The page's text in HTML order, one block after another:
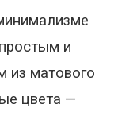
и
из матового
цвета —